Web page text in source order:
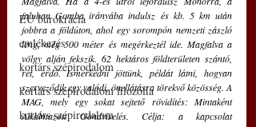
EU bürokrácia
emlékezés
kortárs szépirodalom
kortárs szépirodalom filozófia
kortárs szépirodalom
faluban Gomba irányába indulsz és kb. 5 km után
jobbra a földúton, ahol egy sorompón nemzeti zászló
leng, még 500 méter és megérkeztél ide. Magfalva a
völgy alján fekszik. 62 hektáros földterületen szántó,
rét, erdő. Ismerkedni jöttünk, példát látni, hogyan
szerveződik egy valódi, önellátásra törekvő közösség. A
MAG, mely egy sokat sejtető rövidítés: Mintaként
Alkalmazott Gondviselés. Célja: a kapcsolat